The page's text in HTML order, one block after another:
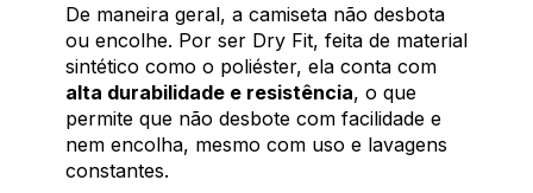
De maneira geral, a camiseta não desbota
ou encolhe. Por ser Dry Fit, feita de material
sintético como o poliéster, ela conta com
alta durabilidade e resistência, o que
permite que não desbote com facilidade e
nem encolha, mesmo com uso e lavagens
constantes.